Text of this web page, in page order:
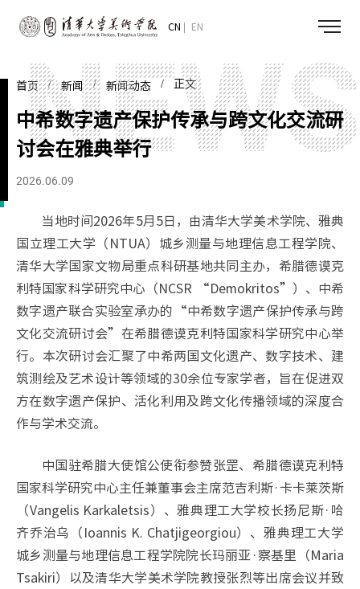
CN EN
首页/ 新闻/ 新闻动态 / 正文
中希数字遗产保护传承与跨文化交流研
讨会在雅典举行
2026.06.09
当地时间2026年5月5日，由清华大学美术学院、雅典
国立理工大学（NTUA）城乡测量与地理信息工程学院、
清华大学国家文物局重点科研基地共同主办，希腊德谟克
利特国家科学研究中心（NCSR “Demokritos”）、中希
数字遗产联合实验室承办的“中希数字遗产保护传承与跨
文化交流研讨会”在希腊德谟克利特国家科学研究中心举
行。本次研讨会汇聚了中希两国文化遗产、数字技术、建
筑测绘及艺术设计等领域的30余位专家学者，旨在促进双
方在数字遗产保护、活化利用及跨文化传播领域的深度合
作与学术交流。
中国驻希腊大使馆公使衔参赞张罡、希腊德谟克利特
国家科学研究中心主任兼董事会主席范吉利斯·卡卡莱茨斯
（Vangelis Karkaletsis）、雅典理工大学校长扬尼斯·哈
齐乔治乌（Ioannis K. Chatjigeorgiou）、雅典理工大学
城乡测量与地理信息工程学院院长玛丽亚·察基里（Maria
Tsakiri）以及清华大学美术学院教授张烈等出席会议并致